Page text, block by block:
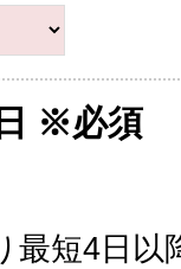
※必須
短4日以